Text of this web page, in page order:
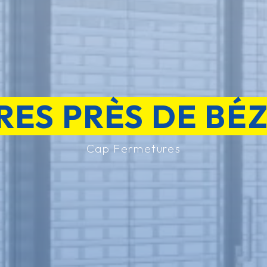
PRÈS DE
Cap Fermetures